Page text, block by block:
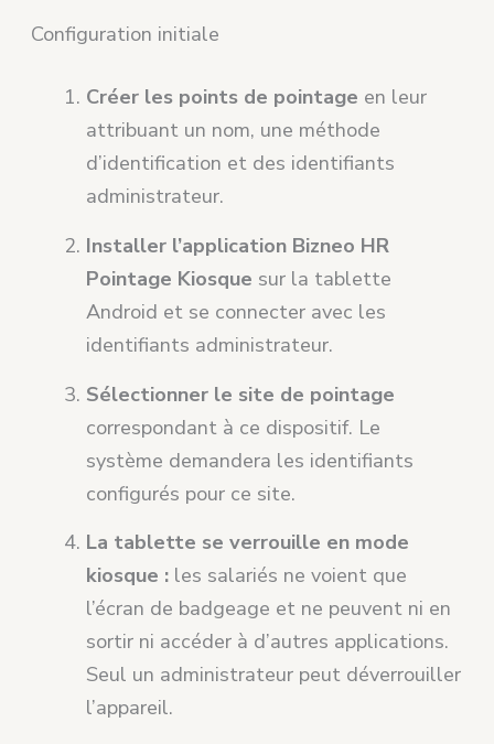
Configuration initiale
Créer les points de pointage en leur
attribuant un nom, une méthode
d’identification et des identifiants
administrateur.
Installer l’application Bizneo HR
Pointage Kiosque sur la tablette
Android et se connecter avec les
identifiants administrateur.
Sélectionner le site de pointage
correspondant à ce dispositif. Le
système demandera les identifiants
configurés pour ce site.
La tablette se verrouille en mode
kiosque : les salariés ne voient que
l’écran de badgeage et ne peuvent ni en
sortir ni accéder à d’autres applications.
Seul un administrateur peut déverrouiller
l’appareil.